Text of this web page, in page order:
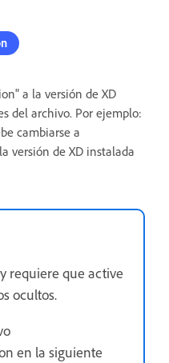
a la versión de XD
del archivo. Por ejemplo:
cambiarse a
versión de XD instalada
requiere que active
ocultos.
en la siguiente